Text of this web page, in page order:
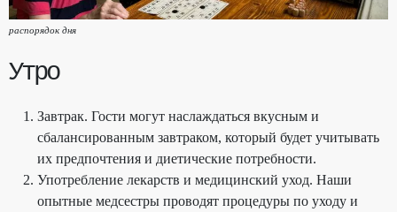
распорядок дня
Утро
Завтрак. Гости могут наслаждаться вкусным и
сбалансированным завтраком, который будет учитывать
их предпочтения и диетические потребности.
Употребление лекарств и медицинский уход. Наши
опытные медсестры проводят процедуры по уходу и